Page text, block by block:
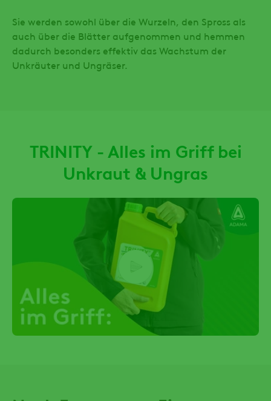
Sie werden sowohl über die Wurzeln, den Spross als
auch über die Blätter aufgenommen und hemmen
dadurch besonders effektiv das Wachstum der
Unkräuter und Ungräser.
TRINITY - Alles im Griff bei
Unkraut & Ungras